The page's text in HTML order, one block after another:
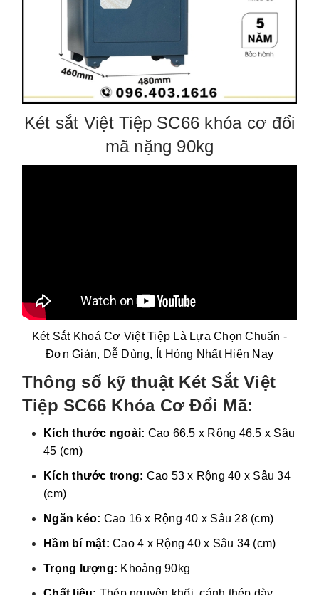
Két sắt Việt Tiệp SC66 khóa cơ đổi
mã nặng 90kg
Két Sắt Khoá Cơ Việt Tiệp Là Lựa Chọn Chuẩn -
Đơn Giản, Dễ Dùng, Ít Hỏng Nhất Hiện Nay
Thông số kỹ thuật Két Sắt Việt
Tiệp SC66 Khóa Cơ Đổi Mã:
Kích thước ngoài: Cao 66.5 x Rộng 46.5 x Sâu
45 (cm)
Kích thước trong: Cao 53 x Rộng 40 x Sâu 34
(cm)
Ngăn kéo: Cao 16 x Rộng 40 x Sâu 28 (cm)
Hầm bí mật: Cao 4 x Rộng 40 x Sâu 34 (cm)
Trọng lượng: Khoảng 90kg